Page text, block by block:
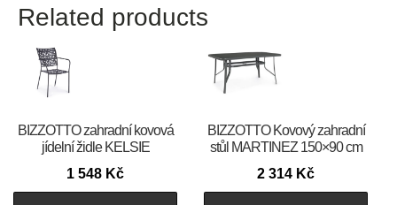
Related products
BIZZOTTO zahradní kovová
jídelní židle KELSIE
1 548 Kč
BIZZOTTO Kovový zahradní
stůl MARTINEZ 150×90 cm
2 314 Kč